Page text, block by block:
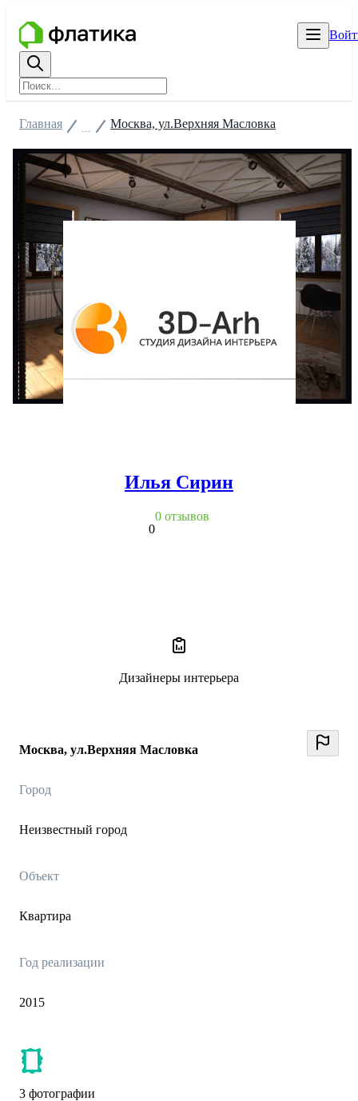
Москва, ул.Верхняя Масловка
Город
Неизвестный город
Объект
Квартира
Год реализации
2015
3 фотографии
Главная Москва, ул.Верхняя Масловка
Илья Сирин
0
0 отзывов
Дизайнеры интерьера